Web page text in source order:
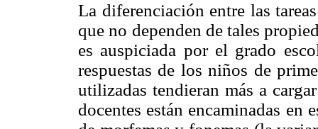
La diferenciación entre las
que no dependen de tales
es auspiciada por el grado
respuestas de los niños de
utilizadas tendieran más a
docentes están encaminadas